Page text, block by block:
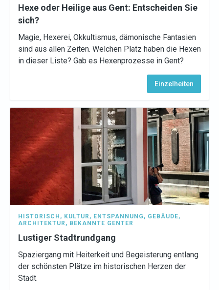
Hexe oder Heilige aus Gent: Entscheiden Sie
sich?
Magie, Hexerei, Okkultismus, dämonische Fantasien
sind aus allen Zeiten. Welchen Platz haben die Hexen
in dieser Liste? Gab es Hexenprozesse in Gent?
Einzelheiten
HISTORISCH , KULTUR , ENTSPANNUNG , GEBÄUDE,
ARCHITEKTUR , BEKANNTE GENTER
Lustiger Stadtrundgang
Spaziergang mit Heiterkeit und Begeisterung entlang
der schönsten Plätze im historischen Herzen der
Stadt.